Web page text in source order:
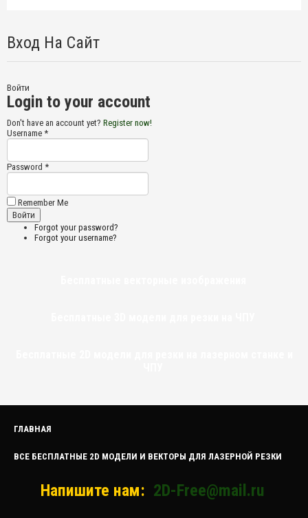
Вход На Сайт
Войти
Login to your account
Don't have an account yet? Register now!
Username *
Password *
Remember Me
Forgot your password?
Forgot your username?
ГЛАВНАЯ
ВСЕ БЕСПЛАТНЫЕ 2D МОДЕЛИ И ВЕКТОРЫ ДЛЯ ЛАЗЕРНОЙ РЕЗКИ
Напишите нам: 2D-Free@mail.ru